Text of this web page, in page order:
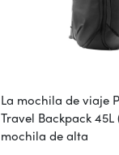
La mochila de viaje
Travel Backpack
mochila de alta